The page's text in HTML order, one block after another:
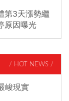
第3天漲勢繼
原因曝光
/ HOT NEWS /
峻現實